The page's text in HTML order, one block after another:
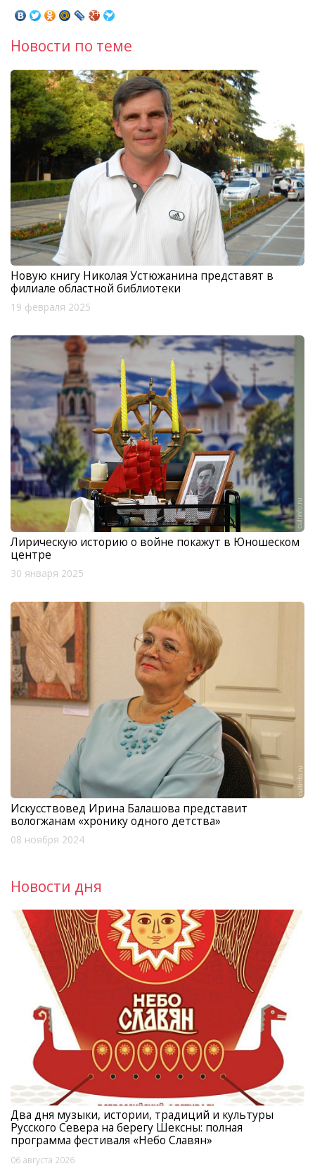
Новости по теме
Новую книгу Николая Устюжанина представят в
филиале областной библиотеки
19 февраля 2025
Лирическую историю о войне покажут в Юношеском
центре
30 января 2025
Искусствовед Ирина Балашова представит
вологжанам «хронику одного детства»
08 ноября 2024
Новости дня
Два дня музыки, истории, традиций и культуры
Русского Севера на берегу Шексны: полная
программа фестиваля «Небо Славян»
06 августа 2026